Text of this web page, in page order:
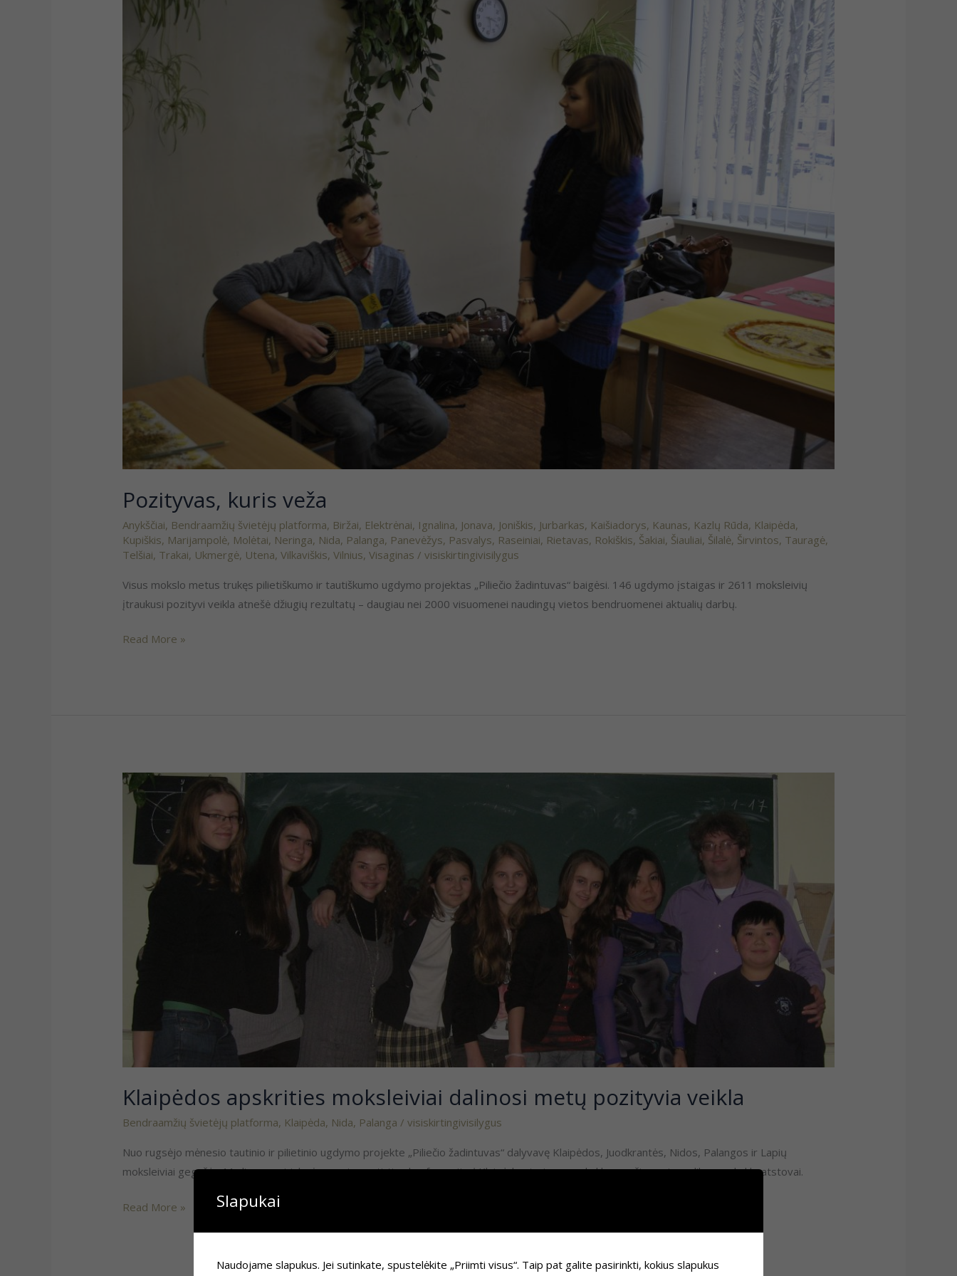
Pozityvas, kuris veža
Anykščiai, Bendraamžių švietėjų platforma, Biržai, Elektrėnai, Ignalina, Jonava, Joniškis, Jurbarkas, Kaišiadorys, Kaunas, Kazlų Rūda, Klaipėda,
Kupiškis, Marijampolė, Molėtai, Neringa, Nida, Palanga, Panevėžys, Pasvalys, Raseiniai, Rietavas, Rokiškis, Šakiai, Šiauliai, Šilalė, Širvintos, Tauragė,
Telšiai, Trakai, Ukmergė, Utena,Vilkaviškis,Vilnius,Visaginas /visiskirtingivisilygus
Visus mokslo metus trukęs pilietiškumo ir tautiškumo ugdymo projektas „Piliečio žadintuvas“ baigėsi. 146 ugdymo įstaigas ir 2611 moksleivių
įtraukusi pozityvi veikla atnešė džiugių rezultatų – daugiau nei 2000 visuomenei naudingų vietos bendruomenei aktualių darbų.
kuris
Read More »
Klaipėdos apskrities moksleiviai dalinosi metų pozityvia veikla
Bendraamžių švietėjų platforma, Klaipėda, Nida, Palanga /visiskirtingivisilygus
Nuo rugsėjo mėnesio tautinio ir pilietinio ugdymo projekte „Piliečio žadintuvas“ dalyvavę Klaipėdos, Juodkrantės, Nidos, Palangos ir Lapių
moksleiviai gegužės 11 dieną susirinko į gerosios patirties konferenciją. Į Klaipėdos turizmo mokyklą suvažiavo vienuolikos mokyklų atstovai.
Klaipėdos
apskrities
moksleiviai
dalinosi
metų
pozityvia
veikla
Read More » Slapukai
Naudojame slapukus. Jei sutinkate, spustelėkite „Priimti visus“. Taip pat galite pasirinkti, kokius slapukus